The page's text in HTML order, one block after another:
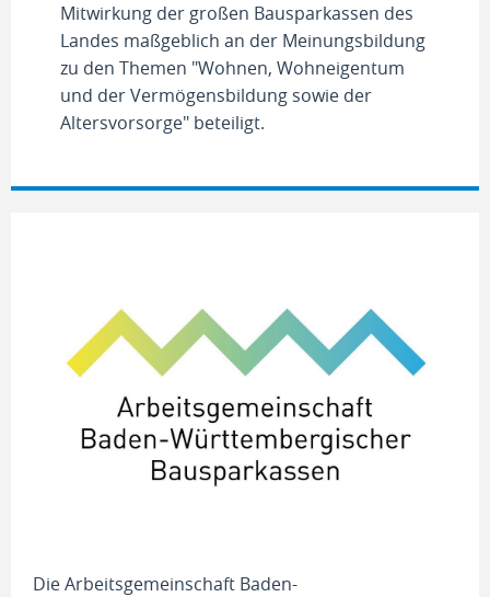
Mitwirkung der großen Bausparkassen des
Landes maßgeblich an der Meinungsbildung
zu den Themen "Wohnen, Wohneigentum
und der Vermögensbildung sowie der
Altersvorsorge" beteiligt.
Die Arbeitsgemeinschaft Baden-